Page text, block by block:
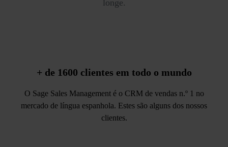
longe.
+ de 1600 clientes em todo o mundo
O Sage Sales Management é o CRM de vendas n.º 1 no
mercado de língua espanhola. Estes são alguns dos nossos
clientes.